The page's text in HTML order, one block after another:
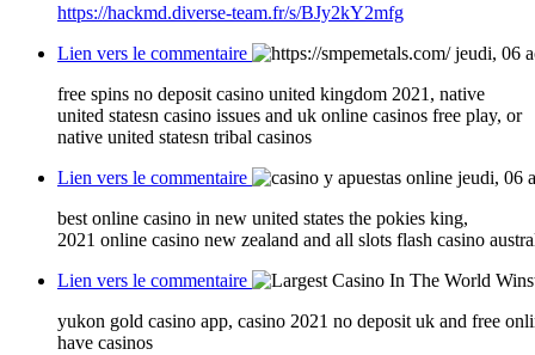
https://hackmd.diverse-team.fr/s/BJy2kY2mfg
Lien vers le commentaire
jeudi, 06
free spins no deposit casino united kingdom 2021, native
united statesn casino issues and uk online casinos free play, or
native united statesn tribal casinos
Lien vers le commentaire
jeudi, 06
best online casino in new united states the pokies king,
2021 online casino new zealand and all slots flash casino
Lien vers le commentaire
yukon gold casino app, casino 2021 no deposit uk and free
have casinos